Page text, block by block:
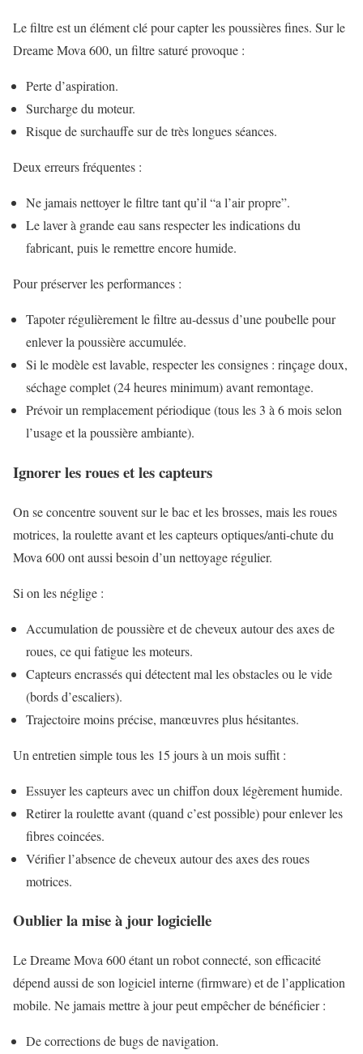
Le filtre est un élément clé pour capter les poussières fines. Sur le
Dreame Mova 600, un filtre saturé provoque :
Perte d’aspiration.
Surcharge du moteur.
Risque de surchauffe sur de très longues séances.
Deux erreurs fréquentes :
Ne jamais nettoyer le filtre tant qu’il “a l’air propre”.
Le laver à grande eau sans respecter les indications du
fabricant, puis le remettre encore humide.
Pour préserver les performances :
Tapoter régulièrement le filtre au-dessus d’une poubelle pour
enlever la poussière accumulée.
Si le modèle est lavable, respecter les consignes : rinçage doux,
séchage complet (24 heures minimum) avant remontage.
Prévoir un remplacement périodique (tous les 3 à 6 mois selon
l’usage et la poussière ambiante).
Ignorer les roues et les capteurs
On se concentre souvent sur le bac et les brosses, mais les roues
motrices, la roulette avant et les capteurs optiques/anti-chute du
Mova 600 ont aussi besoin d’un nettoyage régulier.
Si on les néglige :
Accumulation de poussière et de cheveux autour des axes de
roues, ce qui fatigue les moteurs.
Capteurs encrassés qui détectent mal les obstacles ou le vide
(bords d’escaliers).
Trajectoire moins précise, manœuvres plus hésitantes.
Un entretien simple tous les 15 jours à un mois suffit :
Essuyer les capteurs avec un chiffon doux légèrement humide.
Retirer la roulette avant (quand c’est possible) pour enlever les
fibres coincées.
Vérifier l’absence de cheveux autour des axes des roues
motrices.
Oublier la mise à jour logicielle
Le Dreame Mova 600 étant un robot connecté, son efficacité
dépend aussi de son logiciel interne (firmware) et de l’application
mobile. Ne jamais mettre à jour peut empêcher de bénéficier :
De corrections de bugs de navigation.